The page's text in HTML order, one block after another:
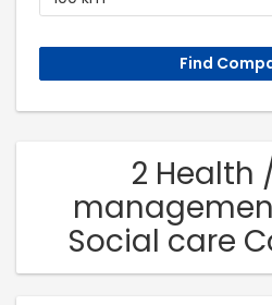
2 Health
Social care